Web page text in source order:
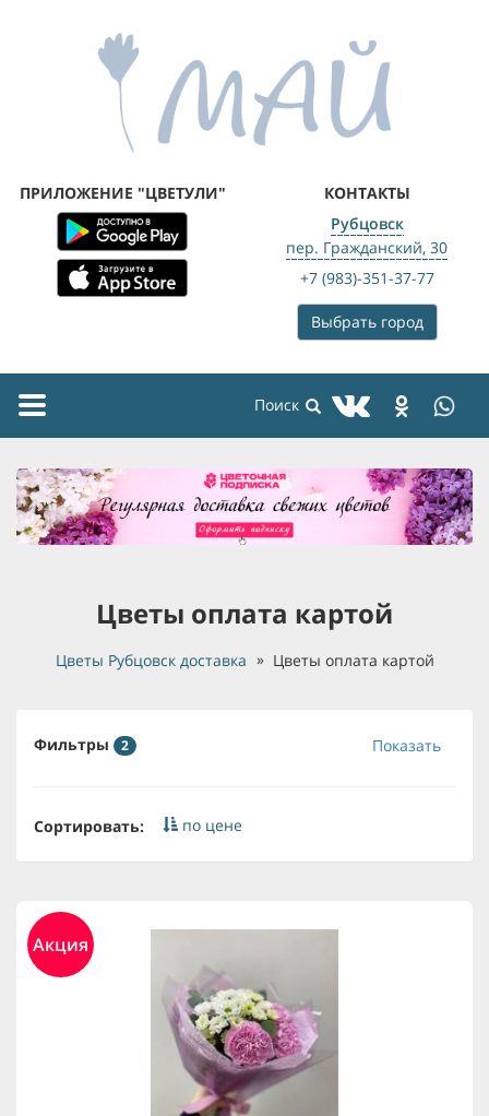
ПРИЛОЖЕНИЕ "ЦВЕТУЛИ"
КОНТАКТЫ
Рубцовск
пер. Гражданский, 30
+7 (983)-351-37-77
Выбрать город
Toggle
Цветы оплата картой
Цветы Рубцовск доставка Цветы оплата картой
Фильтры 2 Показать
Сортировать: по цене
Акция